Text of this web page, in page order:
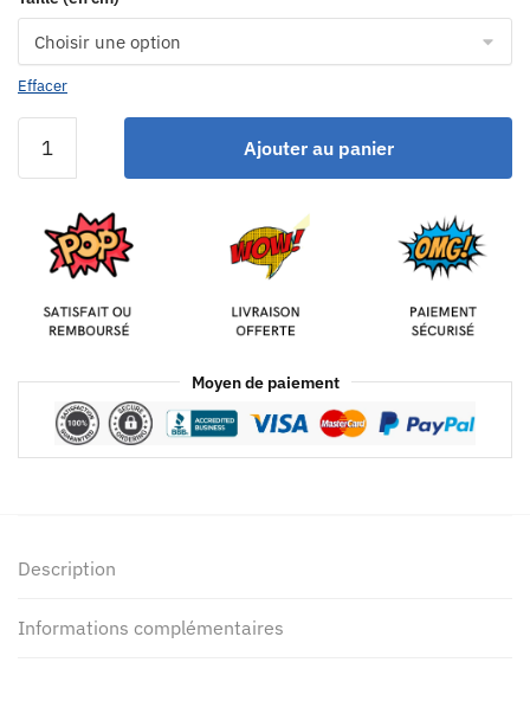
Effacer
Ajouter au panier
Moyen de paiement
Description
Informations complémentaires